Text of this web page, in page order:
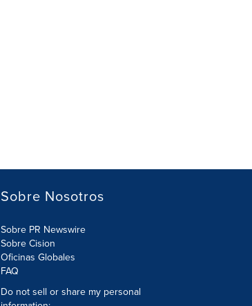
Sobre Nosotros
Sobre PR Newswire
Sobre Cision
Oficinas Globales
FAQ
Do not sell or share my personal